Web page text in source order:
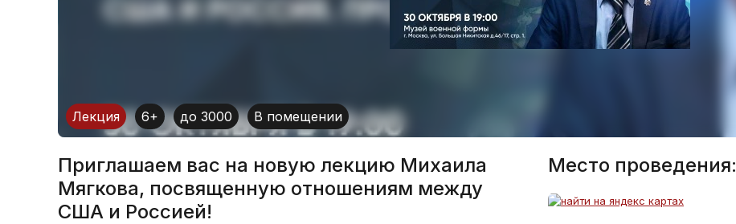
Лекция 6+ до 3000 В помещении
Приглашаем вас на новую лекцию Михаила
Мягкова, посвященную отношениям между
США и Россией!
Место проведения: